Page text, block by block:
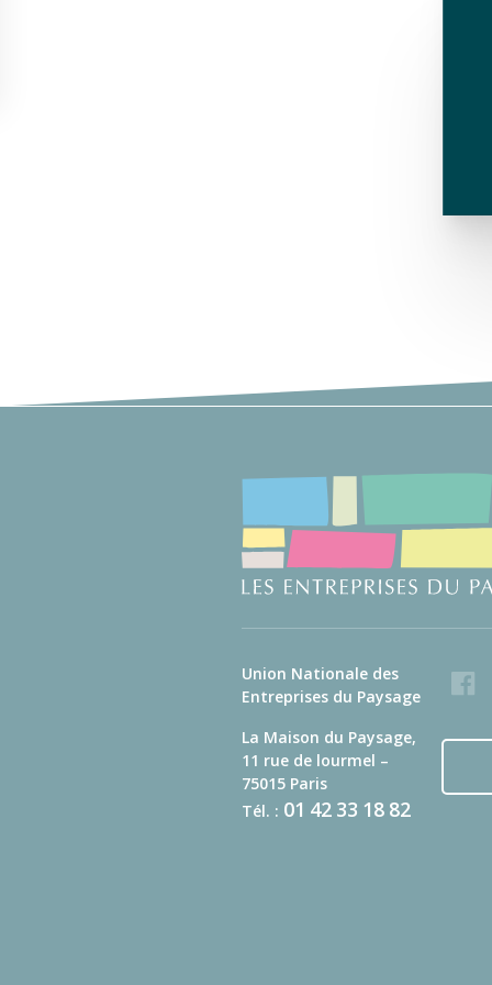
Union Nationale des
Entreprises du Paysage
La Maison du Paysage,
11 rue de lourmel –
75015 Paris
Tél. : 01 42 33 18 82